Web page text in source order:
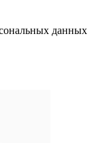
данных